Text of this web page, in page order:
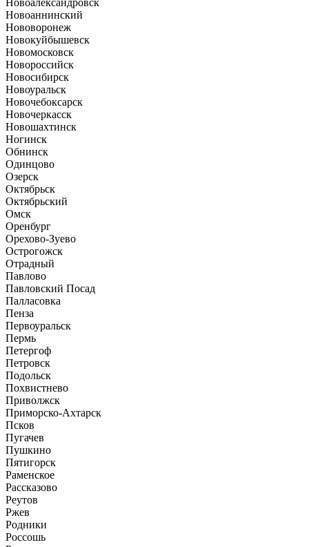
Новоалександровск
Новоаннинский
Нововоронеж
Новокуйбышевск
Новомосковск
Новороссийск
Новосибирск
Новоуральск
Новочебоксарск
Новочеркасск
Новошахтинск
Ногинск
Обнинск
Одинцово
Озерск
Октябрьск
Октябрьский
Омск
Оренбург
Орехово-Зуево
Острогожск
Отрадный
Павлово
Павловский Посад
Палласовка
Пенза
Первоуральск
Пермь
Петергоф
Петровск
Подольск
Похвистнево
Приволжск
Приморско-Ахтарск
Псков
Пугачев
Пушкино
Пятигорск
Раменское
Рассказово
Реутов
Ржев
Родники
Россошь